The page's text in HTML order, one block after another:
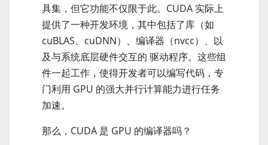
具集，但它功能不仅限于此。CUDA 实际上
提供了一种开发环境，其中包括了库（如
cuBLAS、cuDNN）、编译器（nvcc）、以
及与系统底层硬件交互的 驱动程序。这些组
件一起工作，使得开发者可以编写代码，专
门利用 GPU 的强大并行计算能力进行任务
加速。
那么，CUDA 是 GPU 的编译器吗？